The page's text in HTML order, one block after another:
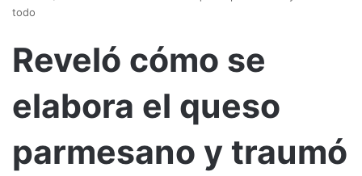
todo
Reveló cómo se
elabora el queso
parmesano y traumó